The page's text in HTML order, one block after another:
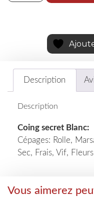
Description
Description
Coing secret Blanc:
Cépages: Rolle,
Sec, Frais, Vif,
Vous aimerez